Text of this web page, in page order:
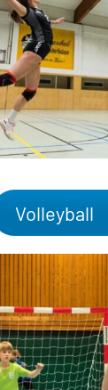
Volleyball